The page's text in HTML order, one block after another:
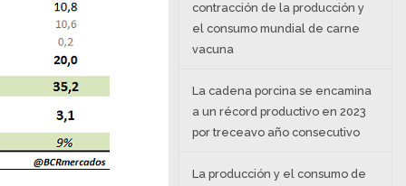
contracción de la producción y
el consumo mundial de carne
vacuna
La cadena porcina se encamina
a un récord productivo en 2023
por treceavo año consecutivo
La producción y el consumo de